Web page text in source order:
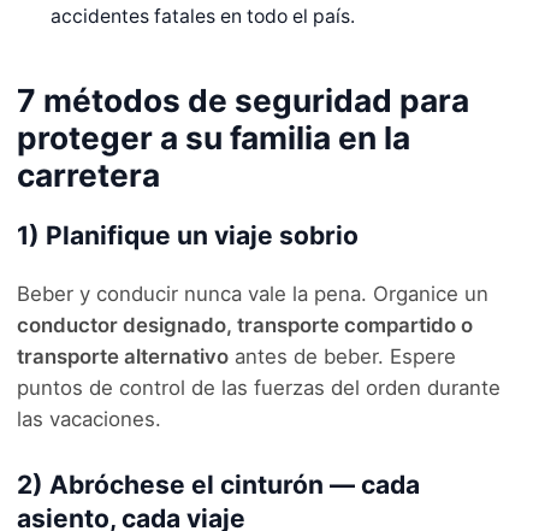
accidentes fatales en todo el país.
7 métodos de seguridad para
proteger a su familia en la
carretera
1) Planifique un viaje sobrio
Beber y conducir nunca vale la pena. Organice un
conductor designado, transporte compartido o
transporte alternativo antes de beber. Espere
puntos de control de las fuerzas del orden durante
las vacaciones.
2) Abróchese el cinturón — cada
asiento, cada viaje